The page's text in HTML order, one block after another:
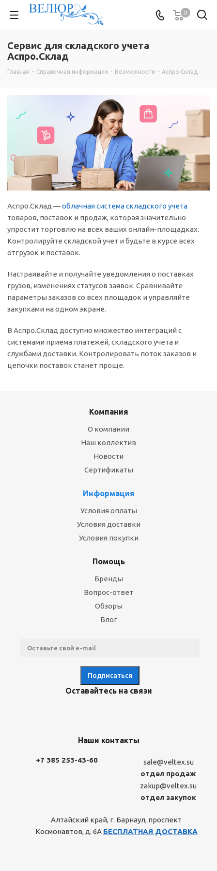
0
Сервис для складского учета
Аспро.Склад
Главная - Справочная информация - Возможности - Аспро.Склад
Аспро.Склад —облачная система складского учета
товаров, поставок и продаж, которая значительно
упростит торговлю на всех ваших онлайн-площадках.
Контролируйте складской учет и будьте в курсе всех
отгрузок и поставок.
Настраивайте и получайте уведомления о поставках
грузов, изменениях статусов заявок. Сравнивайте
параметры заказов со всех площадок и управляйте
закупками на одном экране.
В Аспро.Склад доступно множество интеграций с
системами приема платежей, складского учета и
службами доставки. Контролировать поток заказов и
цепочки поставок станет проще.
Компания
О компании
Наш коллектив
Новости
Сертификаты
Информация
Условия оплаты
Условия доставки
Условия покупки
Помощь
Бренды
Вопрос-ответ
Обзоры
Блог
Оставайтесь на связи
Наши контакты
+7 385 253-43-60
sale@veltex.su
отдел продаж
zakup@veltex.su
отдел закупок
Алтайский край, г. Барнаул, проспект
Космонавтов, д. 6А БЕСПЛАТНАЯ ДОСТАВКА